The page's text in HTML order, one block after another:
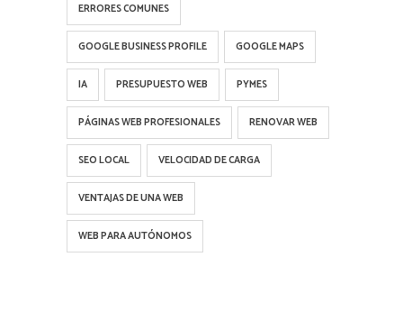
ERRORES COMUNES
GOOGLE BUSINESS PROFILE GOOGLE MAPS
IA PRESUPUESTO WEB PYMES
PÁGINAS WEB PROFESIONALES RENOVAR WEB
SEO LOCAL VELOCIDAD DE CARGA
VENTAJAS DE UNA WEB
WEB PARA AUTÓNOMOS